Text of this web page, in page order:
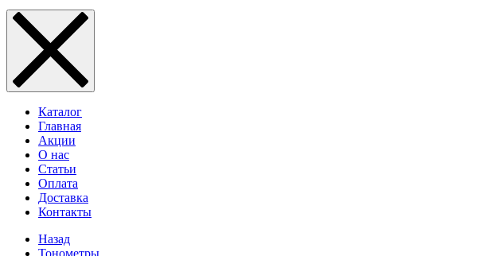
Каталог
Главная
Акции
О нас
Статьи
Оплата
Доставка
Контакты
Назад
Тонометры